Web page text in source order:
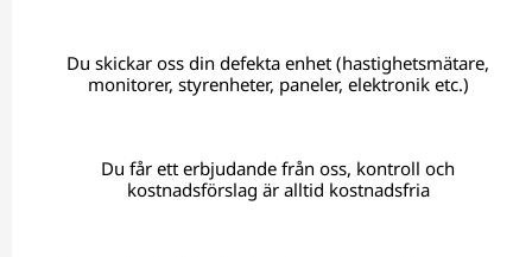
Du skickar oss din defekta enhet (hastighetsmätare,
monitorer, styrenheter, paneler, elektronik etc.)
Du får ett erbjudande från oss, kontroll och
kostnadsförslag är alltid kostnadsfria